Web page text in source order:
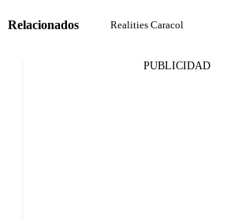
Relacionados Realities Caracol
PUBLICIDAD